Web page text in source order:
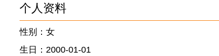
个人资料
性别：女
生日：2000-01-01